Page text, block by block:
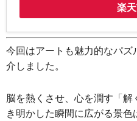
楽
今回はアートも魅力的なパ
介しました。
脳を熱くさせ、心を潤す「
き明かした瞬間に広がる景